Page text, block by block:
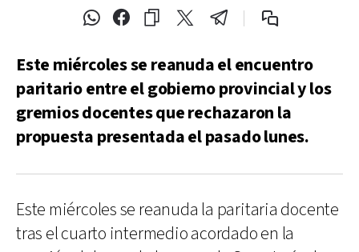
Este miércoles se reanuda el encuentro
paritario entre el gobierno provincial y los
gremios docentes que rechazaron la
propuesta presentada el pasado lunes.
Este miércoles se reanuda la paritaria docente
tras el cuarto intermedio acordado en la